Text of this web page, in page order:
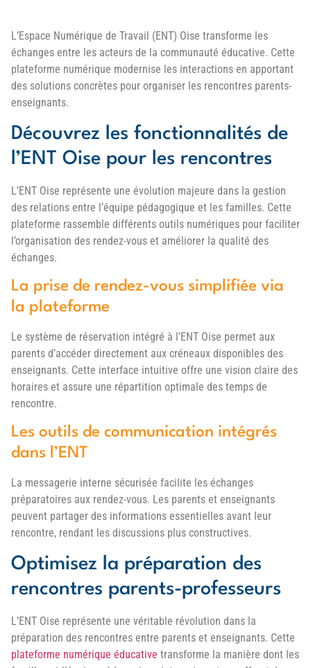
L’Espace Numérique de Travail (ENT) Oise transforme les
échanges entre les acteurs de la communauté éducative. Cette
plateforme numérique modernise les interactions en apportant
des solutions concrètes pour organiser les rencontres parents-
enseignants.
Découvrez les fonctionnalités de
l’ENT Oise pour les rencontres
L’ENT Oise représente une évolution majeure dans la gestion
des relations entre l’équipe pédagogique et les familles. Cette
plateforme rassemble différents outils numériques pour faciliter
l’organisation des rendez-vous et améliorer la qualité des
échanges.
La prise de rendez-vous simplifiée via
la plateforme
Le système de réservation intégré à l’ENT Oise permet aux
parents d’accéder directement aux créneaux disponibles des
enseignants. Cette interface intuitive offre une vision claire des
horaires et assure une répartition optimale des temps de
rencontre.
Les outils de communication intégrés
dans l’ENT
La messagerie interne sécurisée facilite les échanges
préparatoires aux rendez-vous. Les parents et enseignants
peuvent partager des informations essentielles avant leur
rencontre, rendant les discussions plus constructives.
Optimisez la préparation des
rencontres parents-professeurs
L’ENT Oise représente une véritable révolution dans la
préparation des rencontres entre parents et enseignants. Cette
plateforme numérique éducative transforme la manière dont les